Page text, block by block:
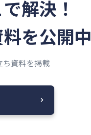
解決！
を公開中
ち資料を掲載